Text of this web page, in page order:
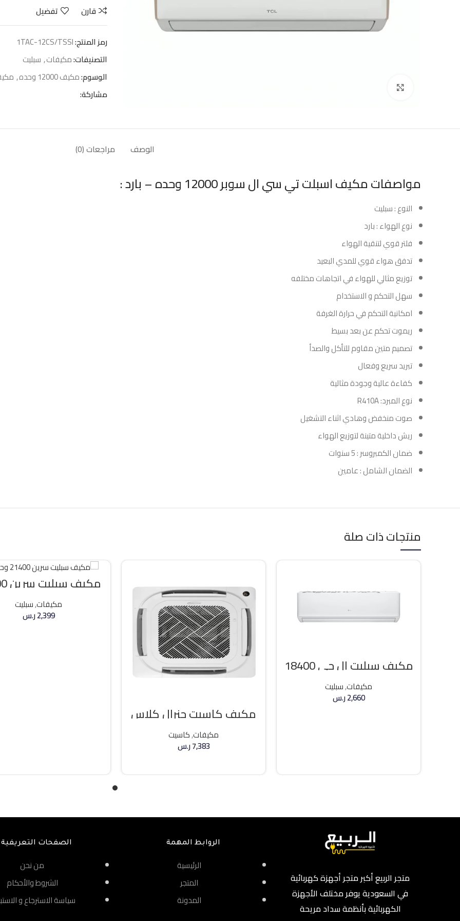
قارن تفضيل
رمز المنتج:TAC-12CS/TSSI‏1
التصنيفات:مكيفات, سبليت
الوسوم:مكيف 12000 وحده ,
مشاركة:
الوصف مراجعات (0)
مواصفات مكيف اسبلت تي سي ال سوبر 12000 وحده – بارد :
النوع : سبليت
نوع الهواء : بارد
فلتر قوي لتنقية الهواء
تدفق هواء قوي للمدي البعيد
توزيع مثالي للهواء في اتجاهات مختلفه
سهل التحكم و الاستخدام
امكانية التحكم في حرارة الغرفة
ريموت تحكم عن بعد بسيط
تصميم متين مقاوم للتأكل والصدأ
تبريد سريع وفعال
كفاءة عالية وجودة مثالية
نوع المبرد: R410A
صوت منخفض وهادي اثناء التشغيل
ريش داخلية متينة لتوزيع الهواء
ضمان الكمبروسر : 5 سنوات
الضمان الشامل : عامين
منتجات ذات صلة
مكيف سبليت ال جي 18400 وحده بارد
مكيفات,سبليت
2,660ر.س
مكيف كاسيت جنرال كلاس
36000 وحده حار / بارد
مكيفات,كاسيت
7,383ر.س
وحده بارد
مكيفات,سبليت
2,399ر.س
متجر الربيع أكبر متجر أجهزة كهربائية
في السعودية يوفر مختلف الأجهزة
الكهربائية بأنظمة سداد مريحة
الروابط المهمة
الرئيسية
المتجر
المدونة
الصفحات التعريفية
من نحن
الشروط والأحكام
سياسة الاسترجاع و